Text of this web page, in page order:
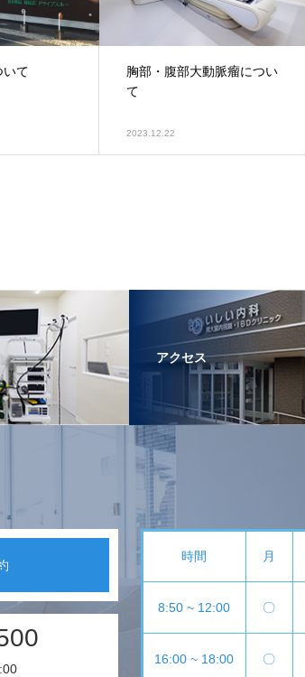
いて
胸部・腹部大動脈瘤につい
て
2023.12.22
アクセス
時間 月
8:50 ~ 12:00 〇
16:00 ~ 18:00 〇